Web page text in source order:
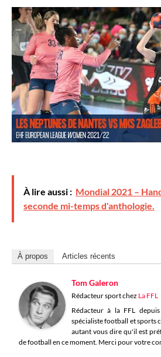
À lire aussi : Mondial 2021 –
seconde mi-temps d'anthologie.
À propos Articles récents
Tom Galeron
Rédacteur sportchez La FFL
Rédacteur à la FFL
spécialiste football et sports
autant vous dire qu'il est
de football en ce moment. Merci pour votre